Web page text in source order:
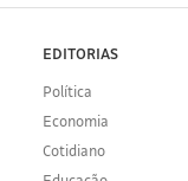
EDITORIAS
Política
Economia
Cotidiano